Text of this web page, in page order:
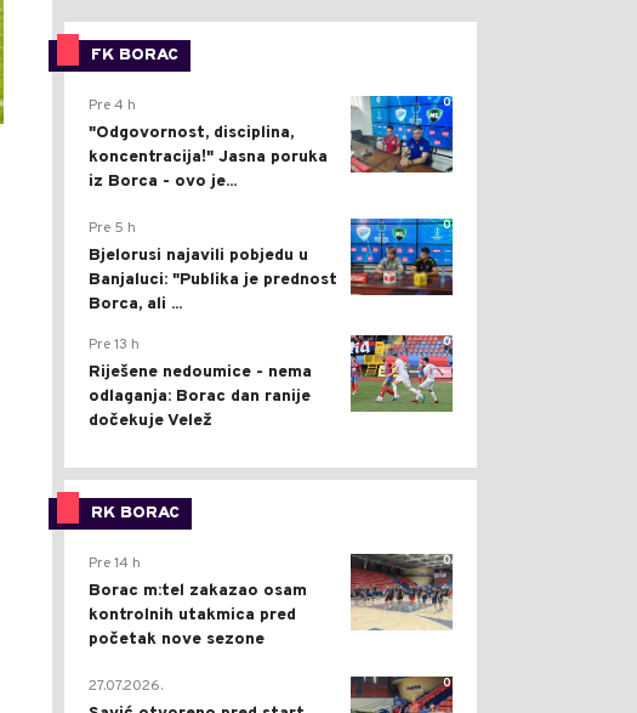
FK BORAC
0
Pre 4 h
"Odgovornost, disciplina,
koncentracija!" Jasna poruka
iz Borca - ovo je...
0
Pre 5 h
Bjelorusi najavili pobjedu u
Banjaluci: "Publika je prednost
Borca, ali ...
0
Pre 13 h
Riješene nedoumice - nema
odlaganja: Borac dan ranije
dočekuje Velež
RK BORAC
0
Pre 14 h
Borac m:tel zakazao osam
kontrolnih utakmica pred
početak nove sezone
0
27.07.2026.